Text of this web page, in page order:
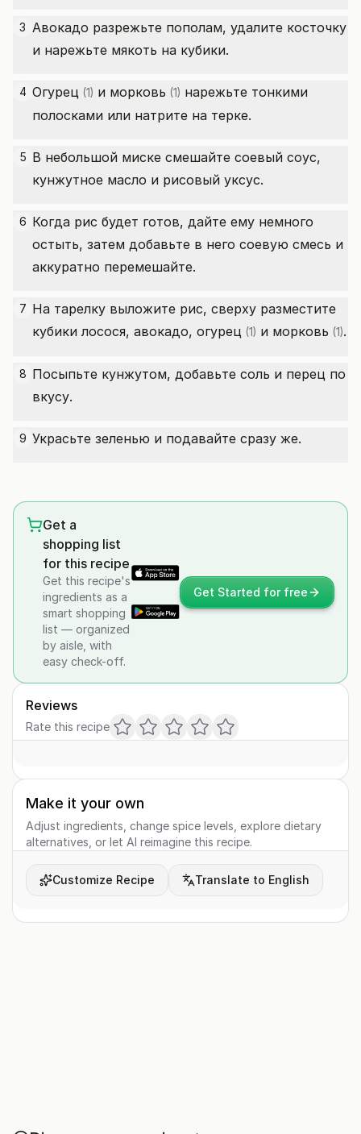
3 Авокадо разрежьте пополам, удалите косточку
и нарежьте мякоть на кубики.
4 Огурец (1) и морковь (1) нарежьте тонкими
полосками или натрите на терке.
5 В небольшой миске смешайте соевый соус,
кунжутное масло и рисовый уксус.
6 Когда рис будет готов, дайте ему немного
остыть, затем добавьте в него соевую смесь и
аккуратно перемешайте.
7 На тарелку выложите рис, сверху разместите
кубики лосося, авокадо, огурец (1) и морковь (1).
8 Посыпьте кунжутом, добавьте соль и перец по
вкусу.
9 Украсьте зеленью и подавайте сразу же.
Get a
shopping list
for this recipe
Get this recipe's
ingredients as a
smart shopping
list — organized
by aisle, with
easy check-off.
Get Started for free
Reviews
Rate this recipe
Make it your own
Adjust ingredients, change spice levels, explore dietary
alternatives, or let AI reimagine this recipe.
Customize Recipe Translate to English